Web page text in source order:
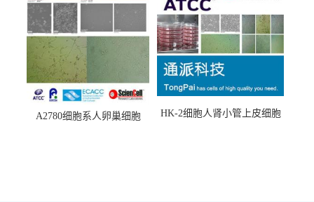
A2780细胞系人卵巢细胞
HK-2细胞人肾小管上皮细胞